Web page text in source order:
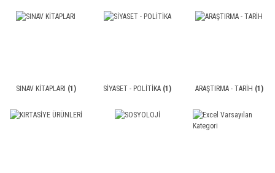
SINAV KİTAPLARI (1) SİYASET - POLİTİKA (1) ARAŞTIRMA - TARİH (1)